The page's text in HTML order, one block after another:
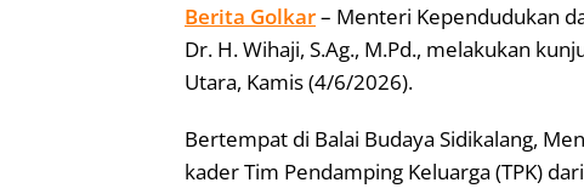
Berita Golkar– Menteri Kependudukan
Dr. H. Wihaji, S.Ag., M.Pd., melakukan
Utara, Kamis (4/6/2026).
Bertempat di Balai Budaya Sidikalang,
kader Tim Pendamping Keluarga (TPK)